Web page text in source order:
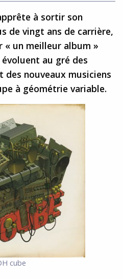
à sortir son
de vingt ans de carrière,
un meilleur album »
au gré des
des nouveaux musiciens
à géométrie variable.
cube